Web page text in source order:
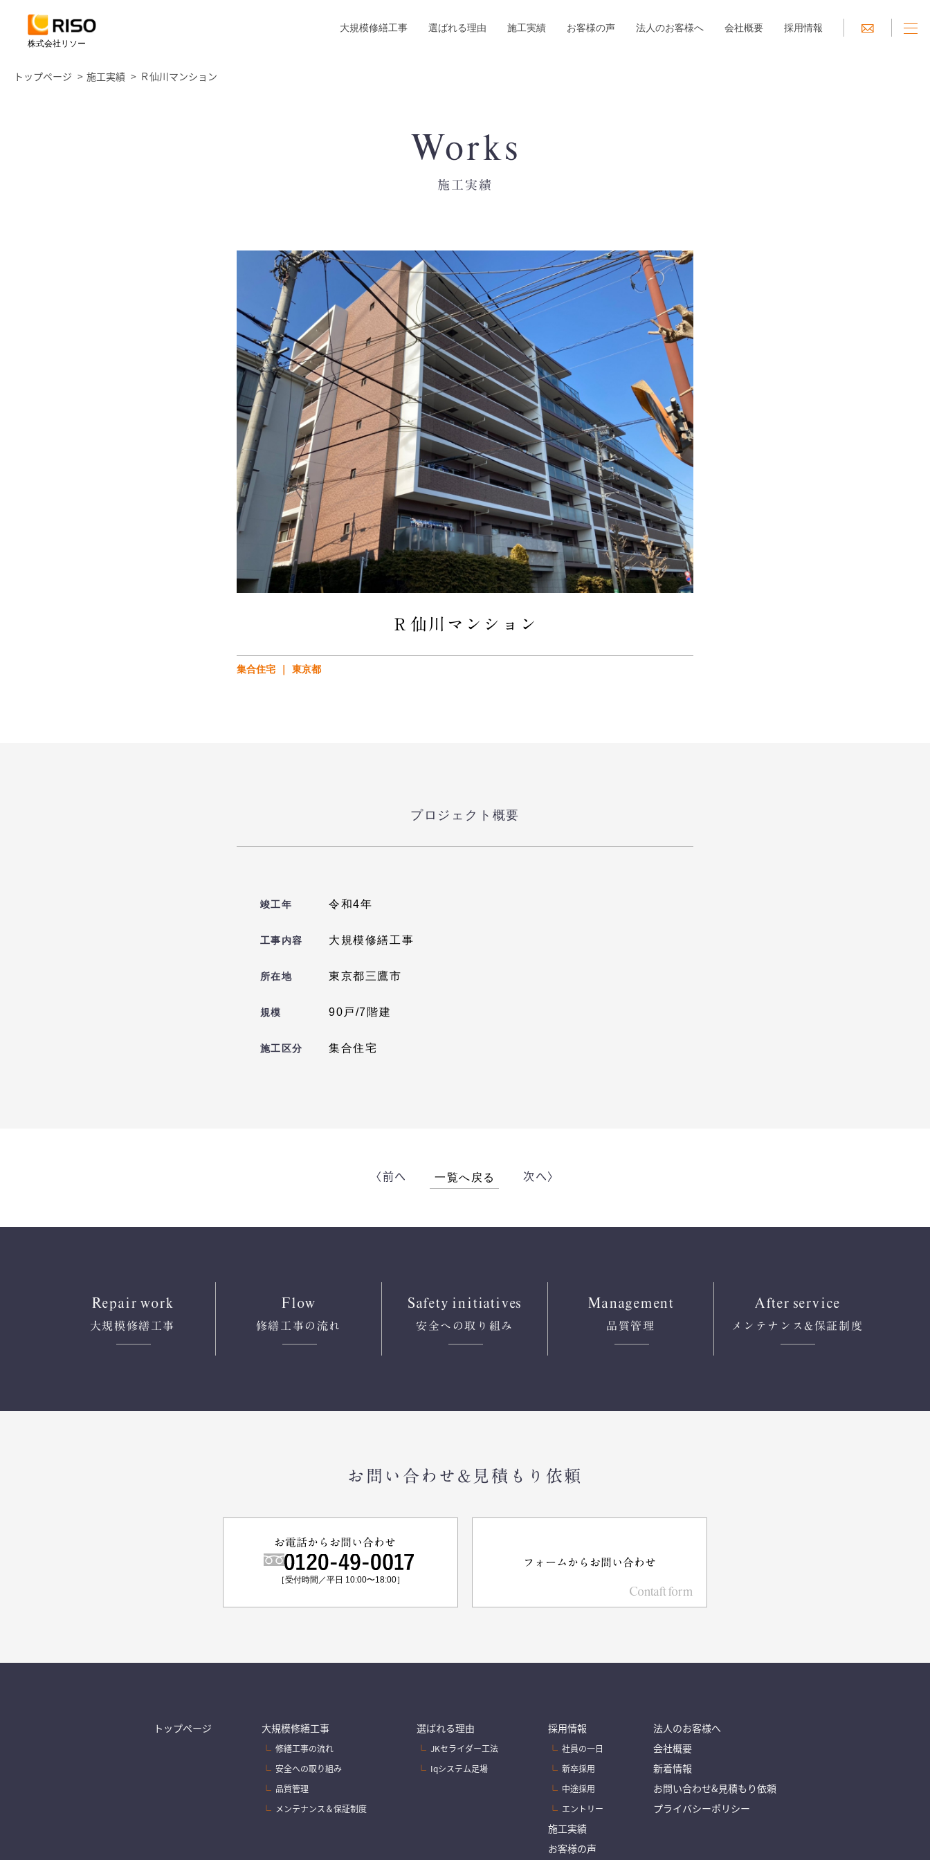
株式会社リソー
大規模修繕工事 選ばれる理由 施工実績 お客様の声 法人のお客様へ 会社概要 採用情報
トップページ 施工実績 Ｒ仙川マンション
Works
施工実績
Ｒ仙川マンション
集合住宅 東京都
プロジェクト概要
竣工年 令和4年
工事内容 大規模修繕工事
所在地 東京都三鷹市
規模 90戸/7階建
施工区分 集合住宅
〈前へ 一覧へ戻る 次へ〉
Repair work
大規模修繕工事
Flow
修繕工事の流れ
Safety initiatives
安全への取り組み
Management
品質管理
After service
メンテナンス &保証制度
お問い合わせ&見積もり依頼
お電話からお問い合わせ
［受付時間／平日 10:00〜18:00］
Contaft form
フォームからお問い合わせ
トップページ 大規模修繕工事
修繕工事の流れ
安全への取り組み
品質管理
メンテナンス＆保証制度
選ばれる理由
JKセライダー工法
Iqシステム足場
採用情報
社員の一日
新卒採用
中途採用
エントリー
施工実績
お客様の声
法人のお客様へ
会社概要
新着情報
お問い合わせ&見積もり依頼
プライバシーポリシー